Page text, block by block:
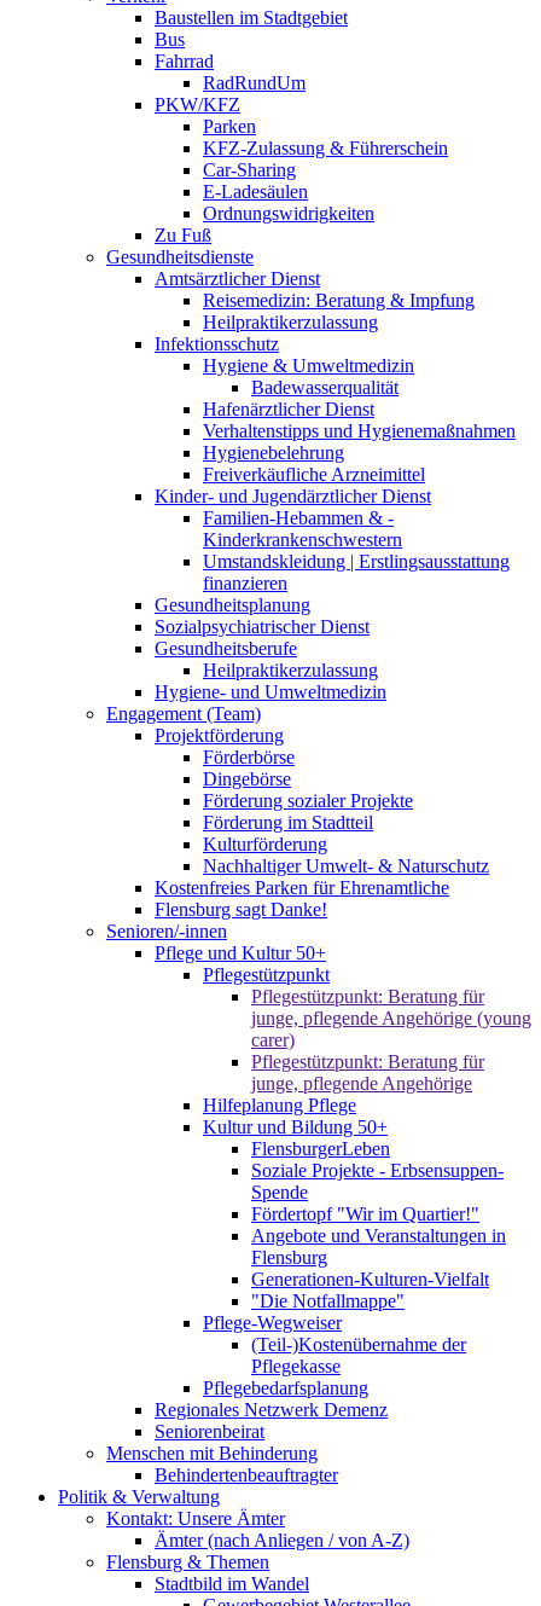
Baustellen im Stadtgebiet
Bus
Fahrrad
RadRundUm
PKW/KFZ
Parken
KFZ-Zulassung & Führerschein
Car-Sharing
E-Ladesäulen
Ordnungswidrigkeiten
Zu Fuß
Gesundheitsdienste
Amtsärztlicher Dienst
Reisemedizin: Beratung & Impfung
Heilpraktikerzulassung
Infektionsschutz
Hygiene & Umweltmedizin
Badewasserqualität
Hafenärztlicher Dienst
Verhaltenstipps und Hygienemaßnahmen
Hygienebelehrung
Freiverkäufliche Arzneimittel
Kinder- und Jugendärztlicher Dienst
Familien-Hebammen & -
Kinderkrankenschwestern
Umstandskleidung | Erstlingsausstattung
finanzieren
Gesundheitsplanung
Sozialpsychiatrischer Dienst
Gesundheitsberufe
Heilpraktikerzulassung
Hygiene- und Umweltmedizin
Engagement (Team)
Projektförderung
Förderbörse
Dingebörse
Förderung sozialer Projekte
Förderung im Stadtteil
Kulturförderung
Nachhaltiger Umwelt- & Naturschutz
Kostenfreies Parken für Ehrenamtliche
Flensburg sagt Danke!
Senioren/-innen
Pflege und Kultur 50+
Pflegestützpunkt
Pflegestützpunkt: Beratung für
junge, pflegende Angehörige (young
carer)
Pflegestützpunkt: Beratung für
junge, pflegende Angehörige
Hilfeplanung Pflege
Kultur und Bildung 50+
FlensburgerLeben
Soziale Projekte - Erbsensuppen-
Spende
Fördertopf "Wir im Quartier!"
Angebote und Veranstaltungen in
Flensburg
Generationen-Kulturen-Vielfalt
"Die Notfallmappe"
Pflege-Wegweiser
(Teil-)Kostenübernahme der
Pflegekasse
Pflegebedarfsplanung
Regionales Netzwerk Demenz
Seniorenbeirat
Menschen mit Behinderung
Behindertenbeauftragter
Politik & Verwaltung
Kontakt: Unsere Ämter
Ämter (nach Anliegen / von A-Z)
Flensburg & Themen
Stadtbild im Wandel